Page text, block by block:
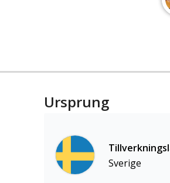
Ursprung
Sverige